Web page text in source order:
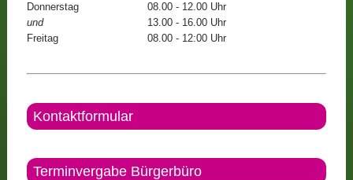
Donnerstag
08.00 - 12.00 Uhr
und
13.00 - 16.00 Uhr
Freitag
08.00 - 12:00 Uhr
Kontaktformular
Terminvergabe Bürgerbüro